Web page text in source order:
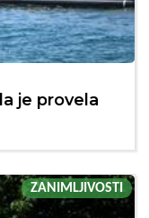
je provela
ZANIMLJIVOSTI